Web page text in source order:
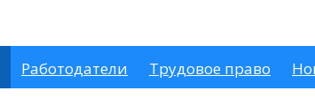
Работодатели Трудовое право